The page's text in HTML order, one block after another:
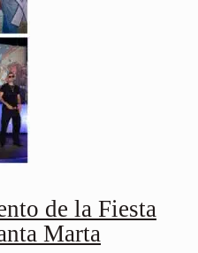
de la Fiesta
Marta